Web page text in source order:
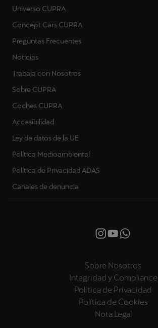
Universo CUPRA
Concept Cars CUPRA
Preguntas Frecuentes
Noticias
Trabaja con Nosotros
Sobre CUPRA
Coches CUPRA
Accesibilidad
Ley de datos de la UE
Política Medioambiental
Política de Privacidad ADAS
Canales de denuncia
Sobre Nosotros
Integridad y Compliance
Política de Privacidad
Política de Cookies
Nota Legal